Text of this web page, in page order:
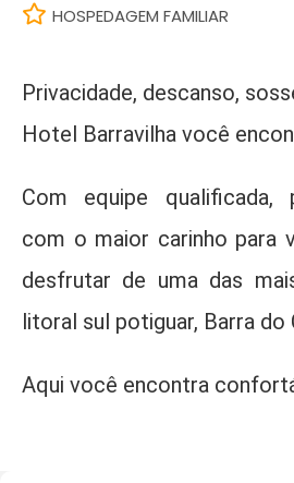
HOSPEDAGEM FAMILIAR
Privacidade, descanso,
Hotel Barravilha você
Com equipe qualificada,
com o maior carinho para
desfrutar de uma das
litoral sul potiguar, Barra do
Aqui você encontra